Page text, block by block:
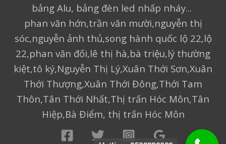
bảng Alu, bảng đèn led nhấp nháy...
phan văn hớn,trần văn mười,nguyễn thị
sóc,nguyễn ảnh thủ,song hành quốc lộ 22,lộ
22,phan văn đối,lê thị hà,bà triệu,lý thường
kiệt,tô ký,Nguyễn Thị Lý,Xuân Thới Sơn,Xuân
Thới Thượng,Xuân Thới Đông,Thới Tam
Thôn,Tân Thới Nhất,Thị trấn Hóc Môn,Tân
Hiệp,Bà Điểm, thị trấn Hóc Môn